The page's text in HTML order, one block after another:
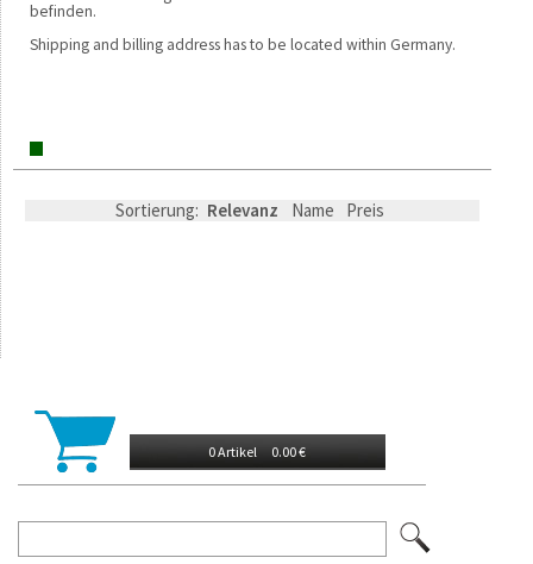
0 Artikel 0.00 €
befinden.
Shipping and billing address has to be located within Germany.
Sortierung: Relevanz Name Preis